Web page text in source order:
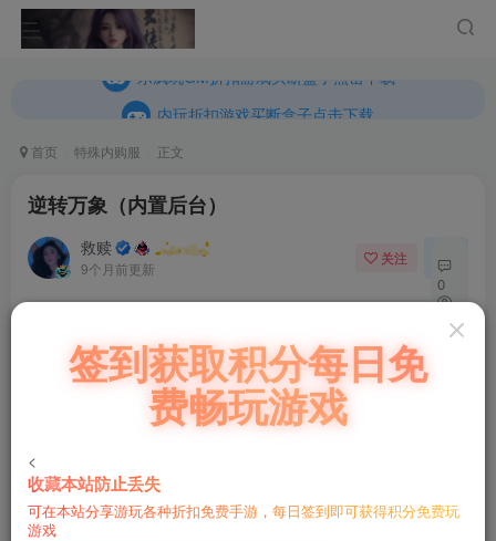
内玩折扣游戏买断盒子点击下载
首页 特殊内购服 正文
逆转万象（内置后台）
救赎
9个月前更新
关注 私信
0
30
逆转万象（内置后台）
此内容为付费阅读，请付费后查看
50
钻石会员 ￥
签到获取积分每日免
费畅玩游戏
<
收藏本站防止丢失
可在本站分享游玩各种折扣免费手游，每日签到即可获得积分免费玩
游戏